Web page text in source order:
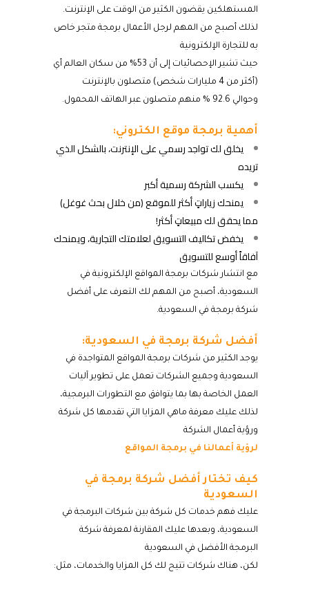
المستهلكين يقضون الكثير من الوقت على الإنترنت.
لذلك أصبح من المهم لرجل الأعمال برمجة متجر خاص
به للتجارة الإلكترونية
حيث تشير الإحصائيات إلى أن 53% من سكان العالم أي
(أكثر من 4 مليارات شخص) متصلون بالإنترنت
وحوالي 92.6 % منهم متصلون عبر الهاتف المحمول.
أهمية برمجة موقع الكتروني:
يخلق لك تواجد رسمي على الإنترنت، بالشكل الذي
تريده
يكسب الشركة رسمية أكبر
يمنحك زياراتٍ أكثر للموقع (من خلال بحث غوغل)
مما يحقق لك مبيعاتٍ أكثر!
يخفض تكاليف التسويق لعلامتك التجارية، ويمنحك
آفاقاً أوسع للتسويق
مع انتشار شركات برمجة المواقع الإلكترونية في
السعودية، أصبح من المهم لك التعرف على أفضل
شركة برمجة في السعودية.
أفضل شركة برمجة في السعودية:
يوجد الكثير من شركات برمجة المواقع المتواجدة في
السعودية وجميع الشركات تعمل على تطوير آليات
العمل الخاصة بها بما يتوافق مع التطورات البرمجية،
لذلك عليك معرفة ماهي المزايا التي تقدمها كل شركة
ورؤية أعمال الشركة
لرؤية أعمالنا في برمجة المواقع
كيف تختار أفضل شركة برمجة في
السعودية
عليك فهم خدمات كل شركة بين شركات البرمجة في
السعودية، وبعدها عليك المقارنة لمعرفة شركة
البرمجة الأفضل في السعودية
لكن، هناك شركات تتيح لك كل المزايا والخدمات، مثل: